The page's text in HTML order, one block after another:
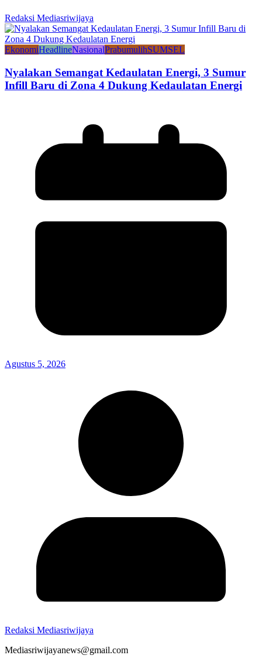
Redaksi Mediasriwijaya
EkonomiHeadlineNasionalPrabumulihSUMSEL
Nyalakan Semangat Kedaulatan Energi, 3 Sumur
Infill Baru di Zona 4 Dukung Kedaulatan Energi
Agustus 5, 2026
Redaksi Mediasriwijaya
Mediasriwijayanews@gmail.com